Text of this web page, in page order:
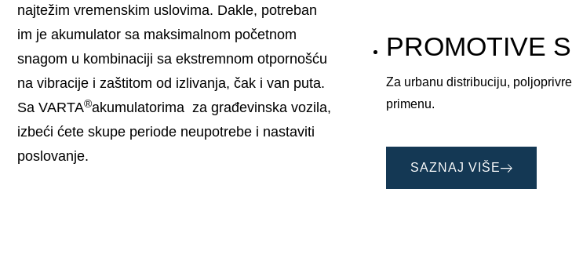
najtežim vremenskim uslovima. Dakle, potreban
im je akumulator sa maksimalnom početnom
snagom u kombinaciji sa ekstremnom otpornošću
na vibracije i zaštitom od izlivanja, čak i van puta.
Sa VARTA®akumulatorima za građevinska vozila,
izbeći ćete skupe periode neupotrebe i nastaviti
poslovanje.
PROMOTIVE
Za urbanu distribuciju,
primenu.
SAZNAJ VIŠE